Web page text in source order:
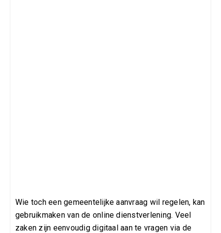
Wie toch een gemeentelijke aanvraag wil regelen, kan
gebruikmaken van de online dienstverlening. Veel
zaken zijn eenvoudig digitaal aan te vragen via de